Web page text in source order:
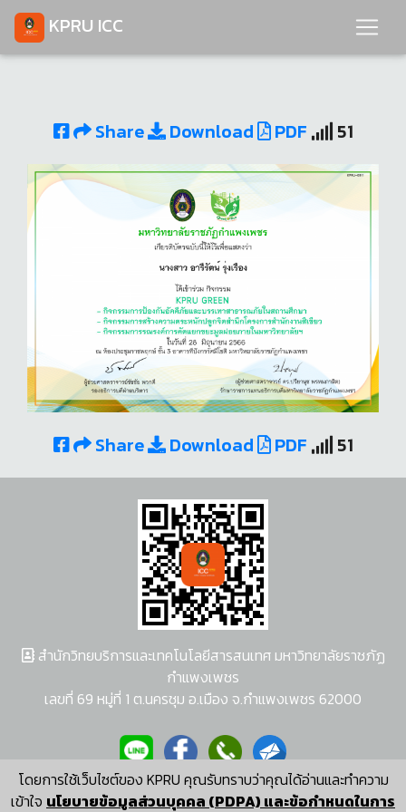
KPRU ICC
Share Download PDF 51
Share Download PDF 51
โดยการใช้เว็บไซต์ของ KPRU คุณรับทราบว่าคุณได้อ่านและทำความ
เข้าใจ นโยบายข้อมูลส่วนบุคคล (PDPA) และข้อกำหนดในการ
สำนักวิทยบริการและเทคโนโลยีสารสนเทศ มหาวิทยาลัยราชภัฏ
กำแพงเพชร
เลขที่ 69 หมู่ที่ 1 ต.นครชุม อ.เมือง จ.กำแพงเพชร 62000
ผู้พัฒนาระบบ อนุชา พวงผกา